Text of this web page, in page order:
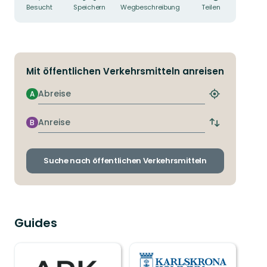
Besucht Speichern Wegbeschreibung Teilen
Mit öffentlichen Verkehrsmitteln anreisen
Abreise
A
finden
Anreise
B
Abfahrts-
Suche nach öffentlichen Verkehrsmitteln
Guides